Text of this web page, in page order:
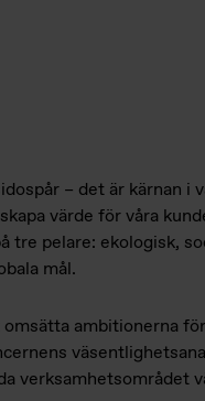
– det är kärnan i
värde för våra
tre pelare: ekologisk,
mål.
ambitionerna
verksamhetsområdet